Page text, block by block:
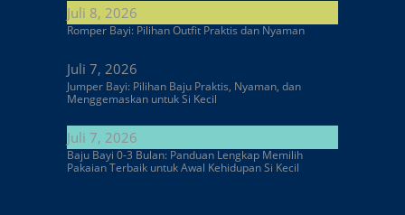
Juli 8, 2026
Romper Bayi: Pilihan Outfit Praktis dan Nyaman
Juli 7, 2026
Jumper Bayi: Pilihan Baju Praktis, Nyaman, dan
Menggemaskan untuk Si Kecil
Juli 7, 2026
Baju Bayi 0-3 Bulan: Panduan Lengkap Memilih
Pakaian Terbaik untuk Awal Kehidupan Si Kecil